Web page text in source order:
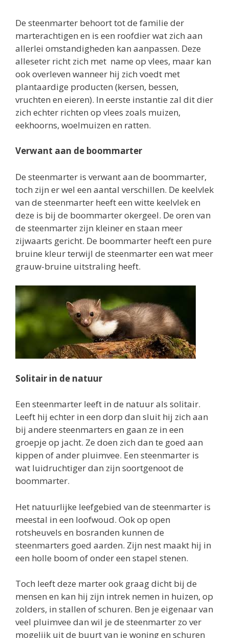
De steenmarter behoort tot de familie der
marterachtigen en is een roofdier wat zich aan
allerlei omstandigheden kan aanpassen. Deze
alleseter richt zich met name op vlees, maar kan
ook overleven wanneer hij zich voedt met
plantaardige producten (kersen, bessen,
vruchten en eieren). In eerste instantie zal dit dier
zich echter richten op vlees zoals muizen,
eekhoorns, woelmuizen en ratten.
Verwant aan de boommarter
De steenmarter is verwant aan de boommarter,
toch zijn er wel een aantal verschillen. De keelvlek
van de steenmarter heeft een witte keelvlek en
deze is bij de boommarter okergeel. De oren van
de steenmarter zijn kleiner en staan meer
zijwaarts gericht. De boommarter heeft een pure
bruine kleur terwijl de steenmarter een wat meer
grauw-bruine uitstraling heeft.
Solitair in de natuur
Een steenmarter leeft in de natuur als solitair.
Leeft hij echter in een dorp dan sluit hij zich aan
bij andere steenmarters en gaan ze in een
groepje op jacht. Ze doen zich dan te goed aan
kippen of ander pluimvee. Een steenmarter is
wat luidruchtiger dan zijn soortgenoot de
boommarter.
Het natuurlijke leefgebied van de steenmarter is
meestal in een loofwoud. Ook op open
rotsheuvels en bosranden kunnen de
steenmarters goed aarden. Zijn nest maakt hij in
een holle boom of onder een stapel stenen.
Toch leeft deze marter ook graag dicht bij de
mensen en kan hij zijn intrek nemen in huizen, op
zolders, in stallen of schuren. Ben je eigenaar van
veel pluimvee dan wil je de steenmarter zo ver
mogelijk uit de buurt van je woning en schuren